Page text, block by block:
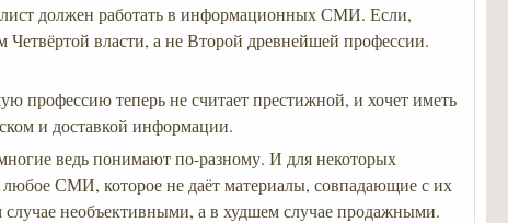
должен работать в информационных СМИ. Если,
Четвёртой власти, а не Второй древнейшей профессии.
профессию теперь не считает престижной, и хочет иметь
и доставкой информации.
ведь понимают по-разному. И для некоторых
СМИ, которое не даёт материалы, совпадающие с их
необъективными, а в худшем случае продажными.